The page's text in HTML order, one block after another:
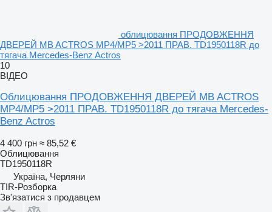
облицювання ПРОДОВЖЕННЯ
ДВЕРЕЙ MB ACTROS MP4/MP5 >2011 ПРАВ. TD1950118R до
тягача Mercedes-Benz Actros
10
ВІДЕО
Облицювання ПРОДОВЖЕННЯ ДВЕРЕЙ MB ACTROS
MP4/MP5 >2011 ПРАВ. TD1950118R до тягача Mercedes-
Benz Actros
4 400 грн ≈ 85,52 €
Облицювання
TD1950118R
Україна, Черляни
TIR-Розборка
Зв'язатися з продавцем